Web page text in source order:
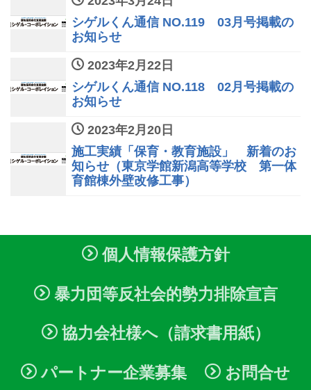
シゲルくん通信 NO.119 03月号掲載の
お知らせ
2023年2月22日
シゲルくん通信 NO.118 02月号掲載の
お知らせ
2023年2月20日
施工実績「保育・教育施設」 新着のお
知らせ（東京学館新潟高等学校 第一体
育館棟外壁改修工事）
個人情報保護方針
暴力団等反社会的勢力排除宣言
協力会社様へ（請求書用紙）
パートナー企業募集 お問合せ